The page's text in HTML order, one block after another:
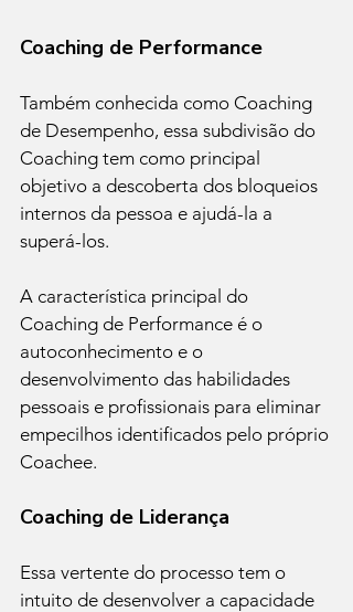
Coaching de Performance
Também conhecida como Coaching
de Desempenho, essa subdivisão do
Coaching tem como principal
objetivo a descoberta dos bloqueios
internos da pessoa e ajudá-la a
superá-los.
A característica principal do
Coaching de Performance é o
autoconhecimento e o
desenvolvimento das habilidades
pessoais e profissionais para eliminar
empecilhos identificados pelo próprio
Coachee.
Coaching de Liderança
Essa vertente do processo tem o
intuito de desenvolver a capacidade